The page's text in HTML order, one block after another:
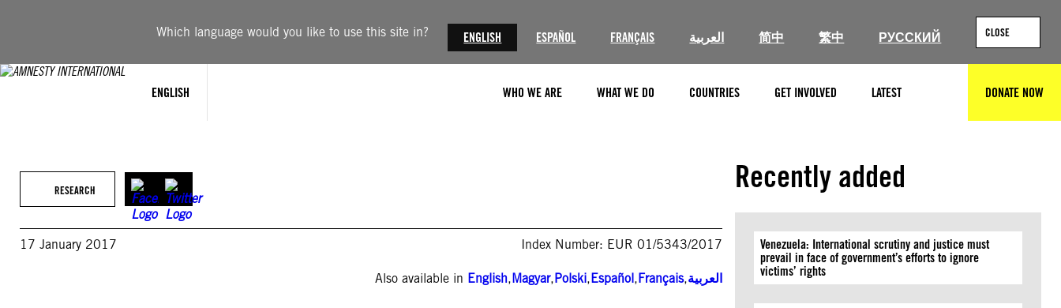
Which language would you like to use this site in? ENGLISH ESPAÑOL FRANÇAIS العربية 简中 繁中 РУССКИЙ CLOSE
ENGLISH WHO WE ARE WHAT WE DO COUNTRIES GET INVOLVED LATEST DONATE NOW
RESEARCH
17 January 2017 Index Number: EUR 01/5343/2017
Also available in English,Magyar,Polski,Español,Français,العربية
Recently added
Venezuela: International scrutiny and justice must
prevail in face of government’s efforts to ignore
victims’ rights